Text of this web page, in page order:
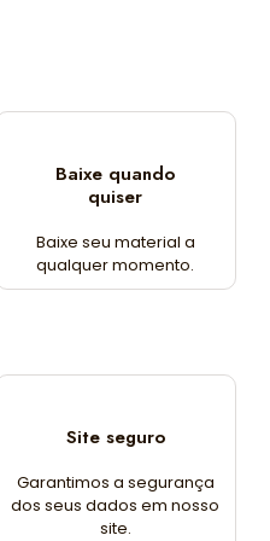
Baixe quando
quiser
Baixe seu material a
qualquer momento.
Site seguro
Garantimos a segurança
dos seus dados em nosso
site.